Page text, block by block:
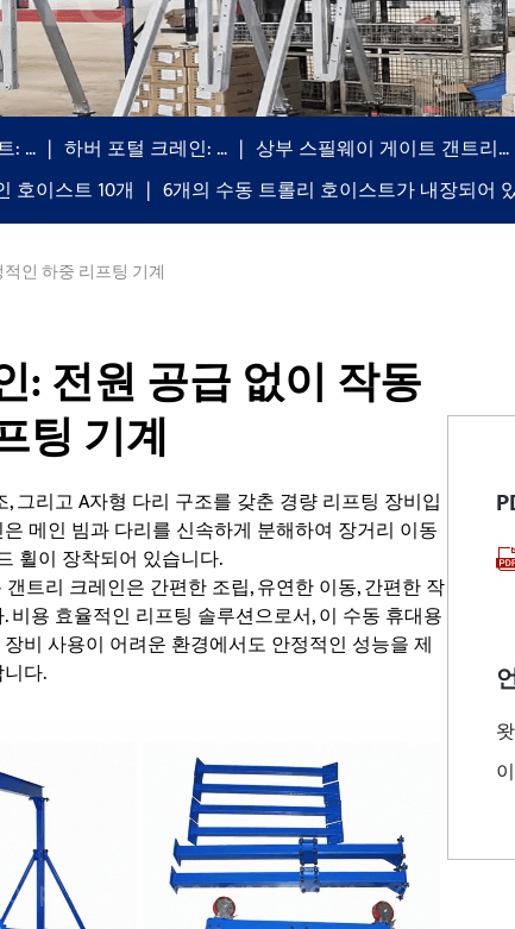
: … 하버 포털 크레인: … 상부 스필웨이 게이트 갠트리…
호이스트 10개
6개의 수동 트롤리 호이스트가 내장되어
인 하중 리프팅 기계
: 전원 공급 없이 작동
팅 기계
그리고 A자형 다리 구조를 갖춘 경량 리프팅 장비입
메인 빔과 다리를 신속하게 분해하여 장거리 이동
휠이 장착되어 있습니다.
트리 크레인은 간편한 조립, 유연한 이동, 간편한 작
용 효율적인 리프팅 솔루션으로서, 이 수동 휴대용
비 사용이 어려운 환경에서도 안정적인 성능을 제
다.